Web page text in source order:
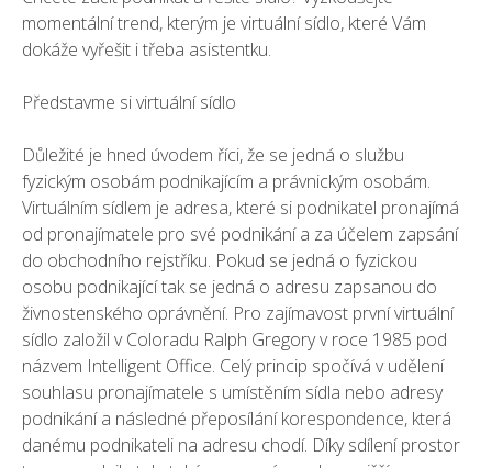
momentální trend, kterým je virtuální sídlo, které Vám
dokáže vyřešit i třeba asistentku.
Představme si virtuální sídlo
Důležité je hned úvodem říci, že se jedná o službu
fyzickým osobám podnikajícím a právnickým osobám.
Virtuálním sídlem je adresa, které si podnikatel pronajímá
od pronajímatele pro své podnikání a za účelem zapsání
do obchodního rejstříku. Pokud se jedná o fyzickou
osobu podnikající tak se jedná o adresu zapsanou do
živnostenského oprávnění. Pro zajímavost první virtuální
sídlo založil v Coloradu Ralph Gregory v roce 1985 pod
názvem Intelligent Office. Celý princip spočívá v udělení
souhlasu pronajímatele s umístěním sídla nebo adresy
podnikání a následné přeposílání korespondence, která
danému podnikateli na adresu chodí. Díky sdílení prostor